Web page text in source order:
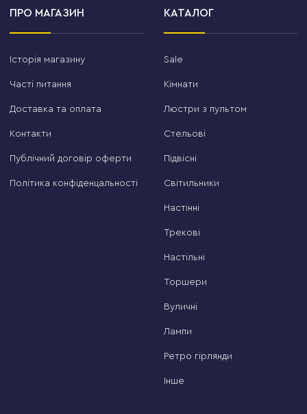
ПРО МАГАЗИН
Історія магазину
Часті питання
Доставка та оплата
Контакти
Публічний договір оферти
Політика конфіденцальності
КАТАЛОГ
Sale
Кімнати
Люстри з пультом
Стельові
Підвісні
Світильники
Настінні
Трекові
Настільні
Торшери
Вуличні
Лампи
Ретро гірлянди
Інше